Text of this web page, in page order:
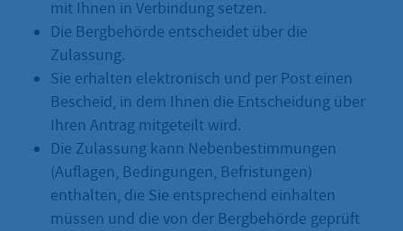
mit Ihnen in Verbindung setzen.
Die Bergbehörde entscheidet über die
Zulassung.
Sie erhalten elektronisch und per Post einen
Bescheid, in dem Ihnen die Entscheidung über
Ihren Antrag mitgeteilt wird.
Die Zulassung kann Nebenbestimmungen
(Auflagen, Bedingungen, Befristungen)
enthalten, die Sie entsprechend einhalten
müssen und die von der Bergbehörde geprüft